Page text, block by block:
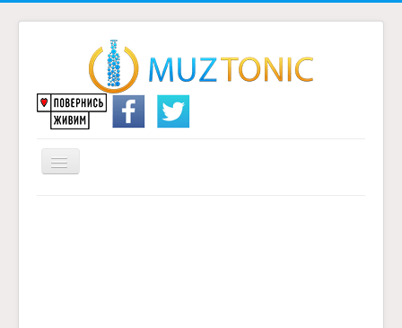
Перемикач
навігації